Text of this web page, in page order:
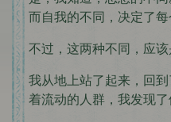
而自我的不同，决定了每
不过，这两种不同，应该
我从地上站了起来，回
着流动的人群，我发现了